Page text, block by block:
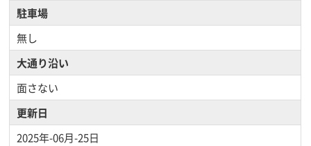
駐車場
無し
大通り沿い
面さない
更新日
2025年-06月-25日